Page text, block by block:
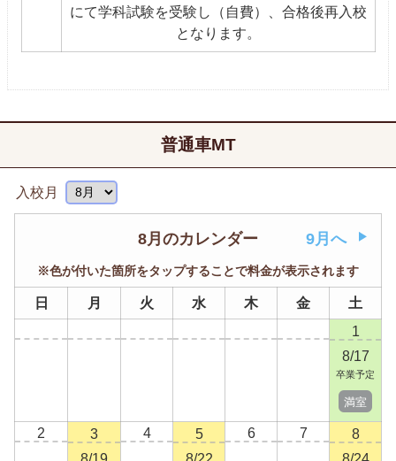
にて学科試験を受験し（自費）、合格後再入校
となります。
普通車MT
入校月
8月のカレンダー 9月へ
※色が付いた箇所をタップすることで料金が表示されます
日 月 火 水 木 金
土
1
8/17
卒業予定
満室
2
3
4
5
6 7
8